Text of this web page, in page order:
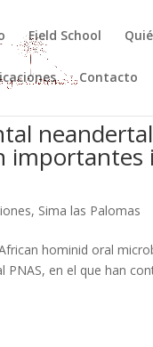
Field School
Contacto
, Sima las Palomas
hominid oral
en el que han